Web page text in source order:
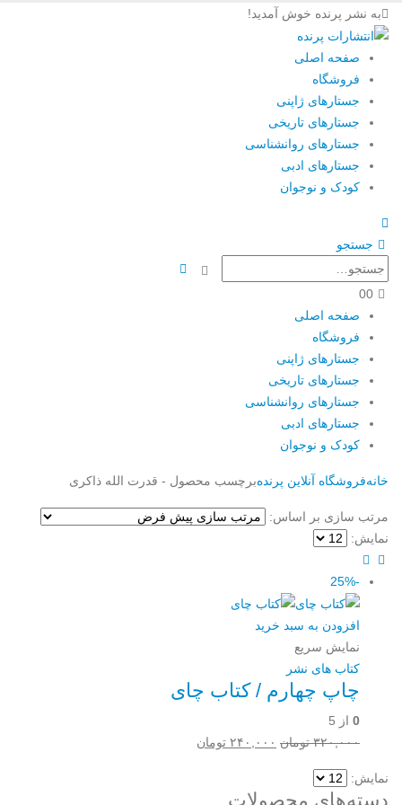
به نشر پرنده خوش آمدید!
صفحه اصلی
فروشگاه
جستارهای ژاپنی
جستارهای تاریخی
جستارهای روانشناسی
جستارهای ادبی
کودک و نوجوان
جستجو
00
صفحه اصلی
فروشگاه
جستارهای ژاپنی
جستارهای تاریخی
جستارهای روانشناسی
جستارهای ادبی
کودک و نوجوان
خانهفروشگاه آنلاین پرندهبرچسب محصول - قدرت الله ذاکری
مرتب سازی بر اساس:
نمایش:
-25%
افزودن به سبد خرید
نمایش سریع
کتاب های نشر
چاپ چهارم / کتاب چای
0 از 5
۳۲۰,۰۰۰ تومان قیمت
۲۴۰,۰۰۰ تومان
نمایش:
دسته‌های محصولات